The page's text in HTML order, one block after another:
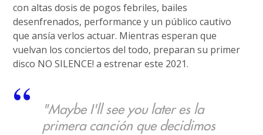
con altas dosis de pogos febriles, bailes
desenfrenados, performance y un público cautivo
que ansía verlos actuar. Mientras esperan que
vuelvan los conciertos del todo, preparan su primer
disco NO SILENCE! a estrenar este 2021.
"Maybe I'll see you later es la
primera canción que decidimos